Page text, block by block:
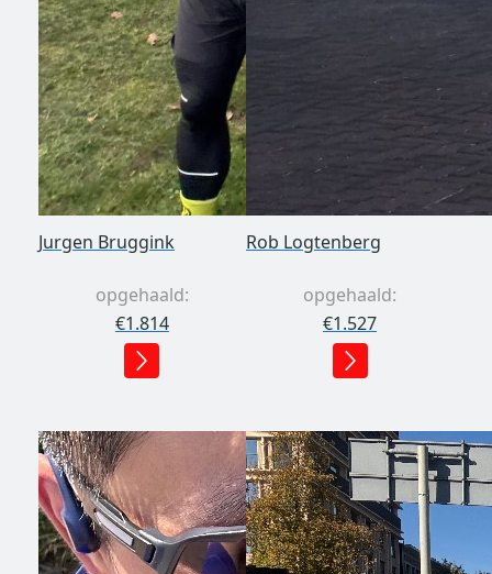
Jurgen Bruggink
opgehaald:
€1.814
Rob Logtenberg
opgehaald:
€1.527